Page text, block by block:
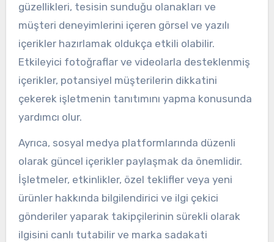
güzellikleri, tesisin sunduğu olanakları ve
müşteri deneyimlerini içeren görsel ve yazılı
içerikler hazırlamak oldukça etkili olabilir.
Etkileyici fotoğraflar ve videolarla desteklenmiş
içerikler, potansiyel müşterilerin dikkatini
çekerek işletmenin tanıtımını yapma konusunda
yardımcı olur.
Ayrıca, sosyal medya platformlarında düzenli
olarak güncel içerikler paylaşmak da önemlidir.
İşletmeler, etkinlikler, özel teklifler veya yeni
ürünler hakkında bilgilendirici ve ilgi çekici
gönderiler yaparak takipçilerinin sürekli olarak
ilgisini canlı tutabilir ve marka sadakati